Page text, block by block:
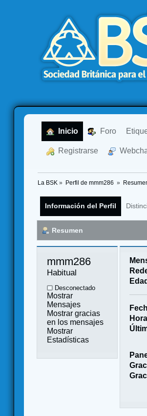
Inicio Foro
Registrarse
La BSK » Perfil de mmm286 »
Información del Perfil
Resumen
mmm286
Habitual
Desconectado
Mostrar
Mensajes
Mostrar gracias
en los mensajes
Mostrar
Estadísticas